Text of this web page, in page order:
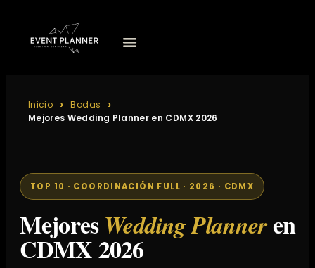
Inicio
Bodas
Mejores Wedding Planner en CDMX 2026
TOP 10 · COORDINACIÓN FULL · 2026 · CDMX
MejoresWedding Planneren
CDMX 2026